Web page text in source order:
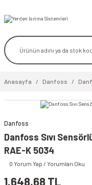
Anasayfa Danfoss
Danfoss
Danfoss Sıvı
RAE-K 5034
0 Yorum Yap / Yorumları Oku
1.648,68 TL